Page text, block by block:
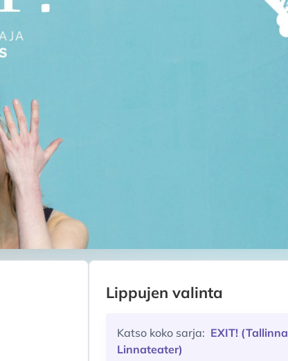
Lippujen valinta
Katso koko sarja: EXIT! (Tallinna
Linnateater)